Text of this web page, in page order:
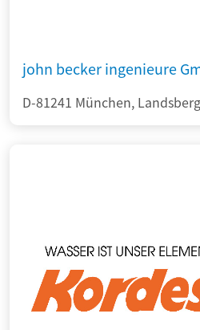
john becker ingenieure
D-81241 München,